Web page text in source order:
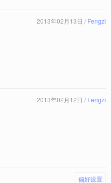
2013年02月13日 / Fengzi
2013年02月12日 / Fengzi
偏好设置